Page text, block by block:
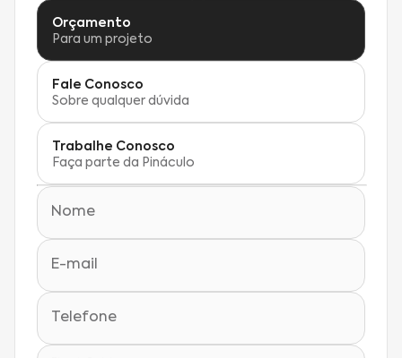
Orçamento
Para um projeto
Fale Conosco
Sobre qualquer dúvida
Trabalhe Conosco
Faça parte da Pináculo
Nome
E-mail
Telefone